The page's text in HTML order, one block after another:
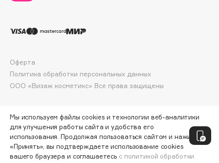
Dorco
Dr. Vranjes Firenze
Dr.Althea
Dr.Ceuracle
DSD de Luxe
Dyson
ООО «Визаж косметикс» Все права защищены
Оферта
Политика обработки персональных данных
Мы используем файлы cookies и технологии веб-аналитики
для улучшения работы сайта и удобства его
использования. Продолжая пользоваться сайтом и нажимая
«Принять», вы подтверждаете использование cookies
вашего браузера и соглашаетесь с политикой обработки